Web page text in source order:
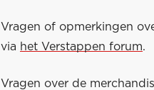
Vragen of opmerkingen
via het Verstappen forum.
Vragen over de